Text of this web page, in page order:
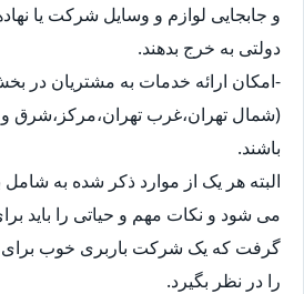
و جابجایی لوازم و وسایل شرکت یا
دولتی به خرج بدهند.
-امکان ارائه خدمات به مشتریان در
(شمال تهران،غرب تهران،مرکز،شرق و
باشند.
البته هر یک از موارد ذکر شده به
می شود و نکات مهم و حیاتی را باید
گرفت که یک شرکت باربری خوب برای
را در نظر بگیرد.